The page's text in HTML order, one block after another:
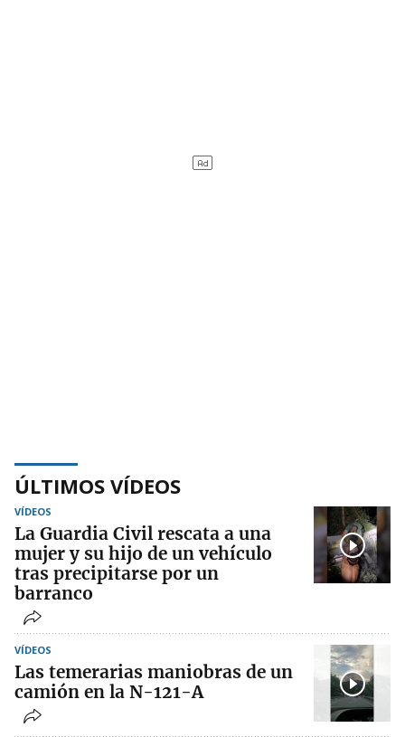
ÚLTIMOS VÍDEOS
VÍDEOS
La Guardia Civil rescata a una
mujer y su hijo de un vehículo
tras precipitarse por un
barranco
VÍDEOS
Las temerarias maniobras de un
camión en la N-121-A